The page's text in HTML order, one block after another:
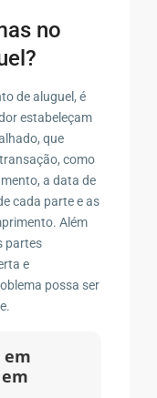
no
de aluguel, é
estabeleçam
que
como
a data de
cada parte e as
Além
partes
e
possa ser
em